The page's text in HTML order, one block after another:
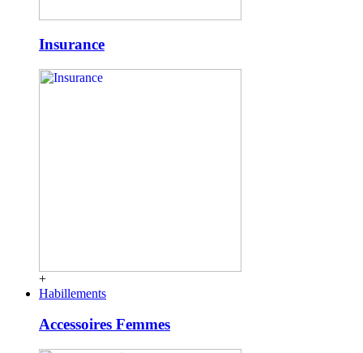
Insurance
+
Habillements
Accessoires Femmes